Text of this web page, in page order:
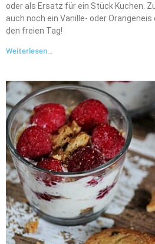
oder als Ersatz für ein Stück Kuchen.
auch noch ein Vanille- oder
den freien Tag!
Weiterlesen...